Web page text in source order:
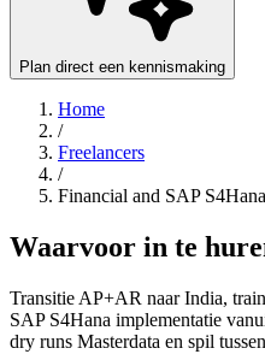
Plan direct een kennismaking
Home
/
Freelancers
/
Financial and SAP
Waarvoor in te
Transitie AP+AR naar India,
SAP S4Hana implementatie
dry runs Masterdata en spil